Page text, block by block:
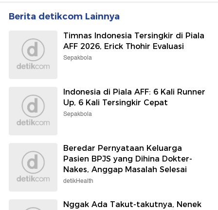
Berita detikcom Lainnya
Timnas Indonesia Tersingkir di Piala
AFF 2026, Erick Thohir Evaluasi
Sepakbola
Indonesia di Piala AFF: 6 Kali Runner
Up, 6 Kali Tersingkir Cepat
Sepakbola
Beredar Pernyataan Keluarga
Pasien BPJS yang Dihina Dokter-
Nakes, Anggap Masalah Selesai
detikHealth
Nggak Ada Takut-takutnya, Nenek